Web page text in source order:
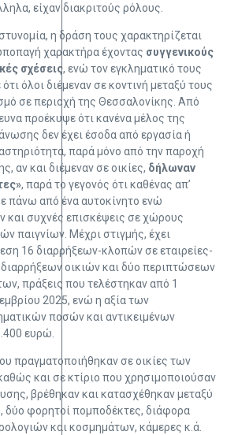
είχαν διακριτούς ρόλους.
η δράση τους χαρακτηρίζεται
χαρακτήρα έχοντας συγγενικούς
σχέσεις, ενώ τον εγκληματικό τους
όλοι διέμεναν σε κοντινή μεταξύ τους
σε περιοχή της Θεσσαλονίκης. Από
προέκυψε ότι κανένα μέλος της
δεν έχει έσοδα από εργασία ή
παρά μόνο από την παροχή
αν και διέμεναν σε οικίες, δήλωναν
, παρά το γεγονός ότι καθένας απ’
πάνω από ένα αυτοκίνητο ενώ
και συχνές επισκέψεις σε χώρους
παιγνίων. Μέχρι στιγμής, έχει
16 διαρρήξεων-κλοπών σε εταιρείες-
διαρρήξεων οικιών και δύο περιπτώσεων
πράξεις που τελέστηκαν από 1
2025, ενώ η αξία των
ποσών και αντικειμένων
ευρώ.
πραγματοποιήθηκαν σε οικίες των
και σε κτίριο που χρησιμοποιούσαν
βρέθηκαν και κατασχέθηκαν μεταξύ
φορητοί πομποδέκτες, διάφορα
και κοσμημάτων, κάμερες κ.ά.